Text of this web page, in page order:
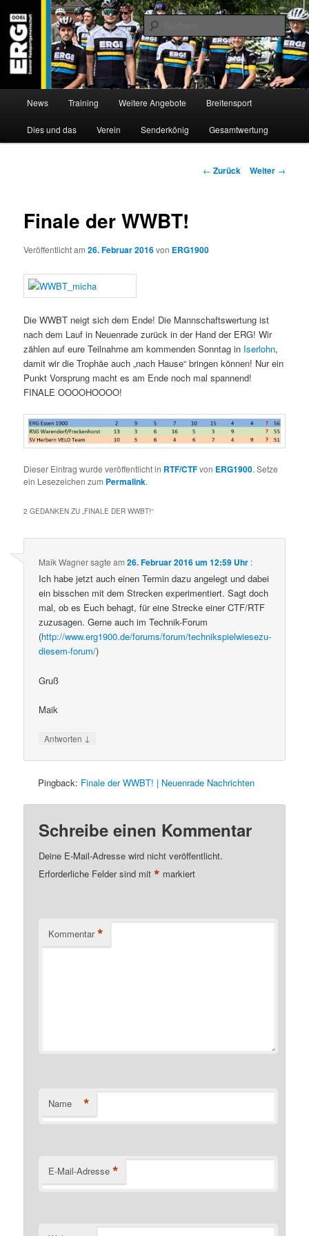
Inhalt
wechseln
ERG 1900 e.V
Willkommen bei der Essener Radsportgemeinschaft
News Training Weitere Angebote Breitensport
Dies und das Verein Senderkönig Gesamtwertung
Beitragsnavigation
← Zurück Weiter →
Finale der WWBT!
Veröffentlicht am26. Februar 2016von ERG1900
Die WWBT neigt sich dem Ende! Die Mannschaftswertung ist
nach dem Lauf in Neuenrade zurück in der Hand der ERG! Wir
zählen auf eure Teilnahme am kommenden Sonntag in Iserlohn,
damit wir die Trophäe auch „nach Hause“ bringen können! Nur ein
Punkt Vorsprung macht es am Ende noch mal spannend!
FINALE OOOOHOOOO!
Dieser Eintrag wurde veröffentlicht in RTF/CTFvon ERG1900. Setze
ein Lesezeichen zum Permalink.
2 GEDANKEN ZU „FINALE DER WWBT!“
Maik Wagnersagte am26. Februar 2016 um 12:59 Uhr :
Ich habe jetzt auch einen Termin dazu angelegt und dabei
ein bisschen mit dem Strecken experimentiert. Sagt doch
mal, ob es Euch behagt, für eine Strecke einer CTF/RTF
zuzusagen. Gerne auch im Technik-Forum
(http://www.erg1900.de/forums/forum/technikspielwiesezu-
diesem-forum/)
Gruß
Maik
Antworten ↓
Pingback: Finale der WWBT! | Neuenrade Nachrichten
Schreibe einen Kommentar
Deine E-Mail-Adresse wird nicht veröffentlicht.
Erforderliche Felder sind mit* markiert
Kommentar *
Name *
E-Mail-Adresse *